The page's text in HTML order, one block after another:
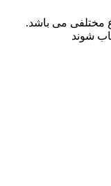
مختلفی می باشد.
شوند